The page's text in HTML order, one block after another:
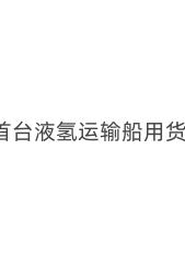
台液氢运输船用